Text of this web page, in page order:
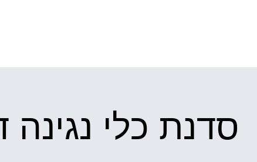
סדנת כלי נגינה